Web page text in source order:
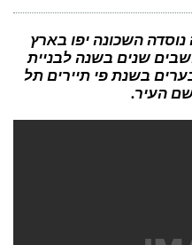
במשפחה:
כהן
הפך
לפרופסור
בגיל
30
השכונה יפו בארץ
שנים בשנה לבניית
בשנת פי תיירים תל
העיר.